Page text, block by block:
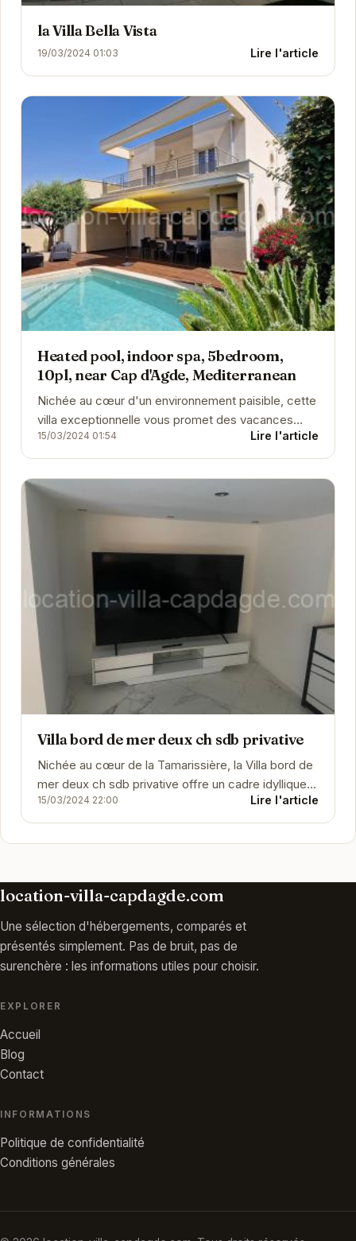
la Villa Bella Vista
19/03/2024 01:03 Lire l'article
Heated pool, indoor spa, 5bedroom,
10pl, near Cap d'Agde, Mediterranean
Nichée au cœur d'un environnement paisible, cette
villa exceptionnelle vous promet des vacances
inoubliables. Avec sa piscine chauffée, son spa...
15/03/2024 01:54 Lire l'article
Villa bord de mer deux ch sdb privative
Nichée au cœur de la Tamarissière, la Villa bord de
mer deux ch sdb privative offre un cadre idyllique
pour des vacances relaxantes. Ses deux...
15/03/2024 22:00 Lire l'article
location-villa-capdagde.com
Une sélection d'hébergements, comparés et
présentés simplement. Pas de bruit, pas de
surenchère : les informations utiles pour choisir.
EXPLORER
Accueil
Blog
Contact
INFORMATIONS
Politique de confidentialité
Conditions générales